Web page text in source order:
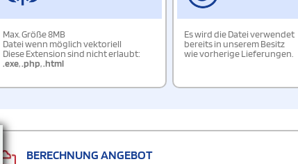
Max. Größe 8MB
Datei wenn möglich vektoriell
Diese Extension sind nicht erlaubt:
.exe,.php,.html
Es wird die Datei verwendet
bereits in unserem Besitz
wie vorherige Lieferungen.
BERECHNUNG ANGEBOT